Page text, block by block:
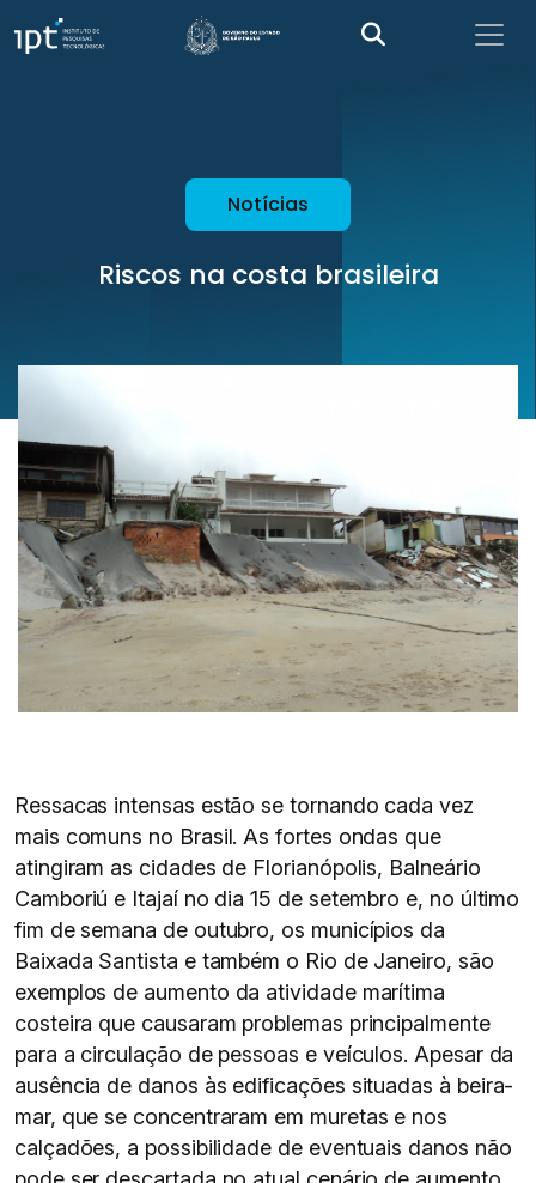
Notícias
Riscos na costa brasileira
Ressacas intensas estão se tornando cada vez
mais comuns no Brasil. As fortes ondas que
atingiram as cidades de Florianópolis, Balneário
Camboriú e Itajaí no dia 15 de setembro e, no último
fim de semana de outubro, os municípios da
Baixada Santista e também o Rio de Janeiro, são
exemplos de aumento da atividade marítima
costeira que causaram problemas principalmente
para a circulação de pessoas e veículos. Apesar da
ausência de danos às edificações situadas à beira-
mar, que se concentraram em muretas e nos
calçadões, a possibilidade de eventuais danos não